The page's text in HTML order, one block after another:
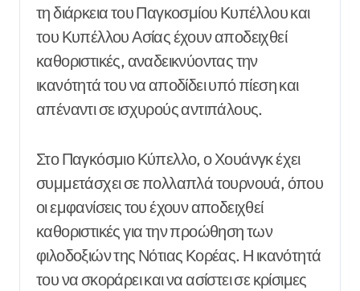
τη διάρκεια του Παγκοσμίου Κυπέλλου και
του Κυπέλλου Ασίας έχουν αποδειχθεί
καθοριστικές, αναδεικνύοντας την
ικανότητά του να αποδίδει υπό πίεση και
απέναντι σε ισχυρούς αντιπάλους.
Στο Παγκόσμιο Κύπελλο, ο Χουάνγκ έχει
συμμετάσχει σε πολλαπλά τουρνουά, όπου
οι εμφανίσεις του έχουν αποδειχθεί
καθοριστικές για την προώθηση των
φιλοδοξιών της Νότιας Κορέας. Η ικανότητά
του να σκοράρει και να ασίστει σε κρίσιμες